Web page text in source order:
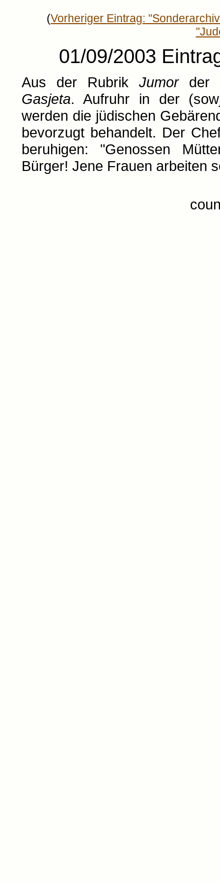
(Vorheriger Eintrag:
01/09/2003
Aus der Rubrik Jumorder
Gasjeta. Aufruhr in der
werden die jüdischen
bevorzugt behandelt. Der
beruhigen: "Genossen
Bürger! Jene Frauen arbeiten